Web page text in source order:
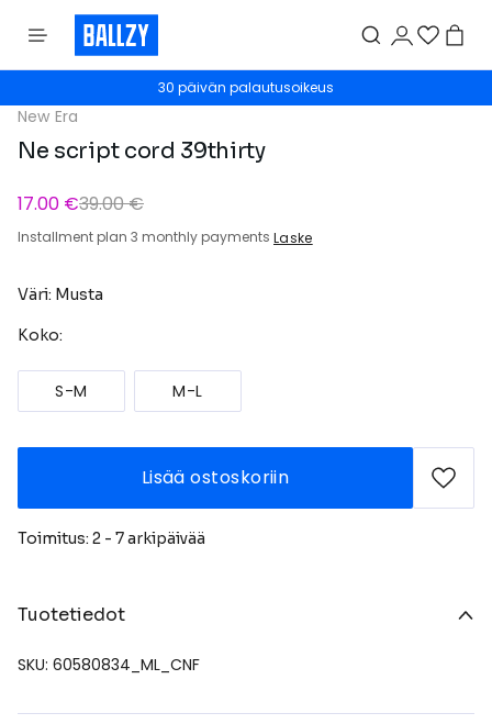
30 päivän palautusoikeus
New Era
Ne script cord 39thirty
17.00 €39.00 €
Installment plan 3 monthly payments Laske
Väri: Musta
Koko:
S-M M-L
Lisää ostoskoriin
Toimitus: 2 - 7 arkipäivää
Tuotetiedot
SKU: 60580834_ML_CNF